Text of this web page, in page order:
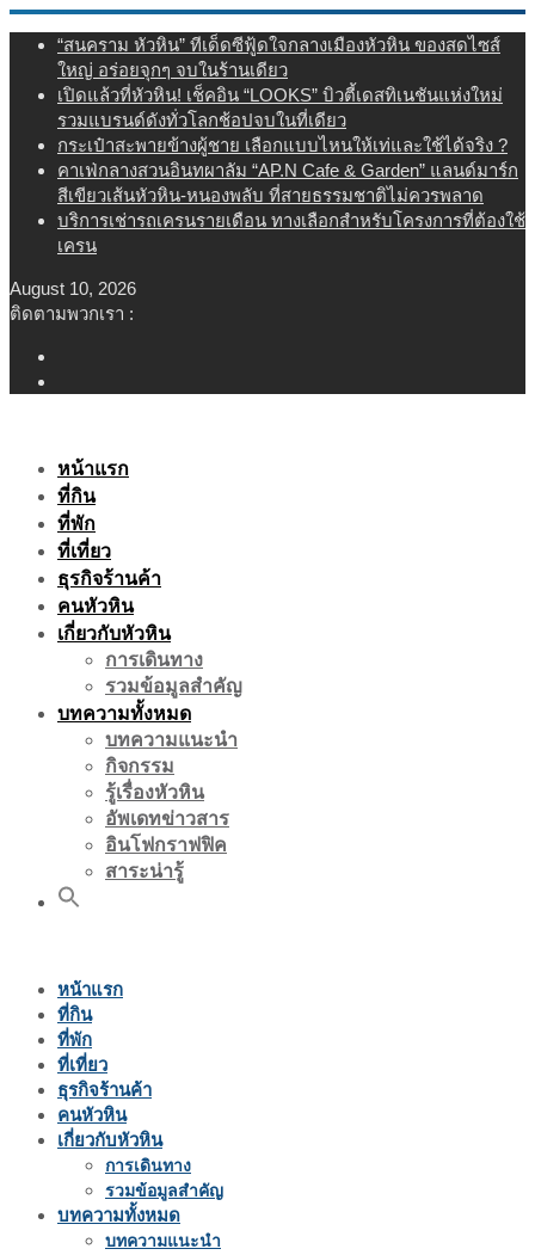
Skip
content
“สนคราม หัวหิน” ทีเด็ดซีฟู้ดใจกลางเมืองหัวหิน ของสดไซส์
ใหญ่ อร่อยจุกๆ จบในร้านเดียว
เปิดแล้วที่หัวหิน! เช็คอิน “LOOKS” บิวตี้เดสทิเนชันแห่งใหม่
รวมแบรนด์ดังทั่วโลกช้อปจบในที่เดียว
กระเป๋าสะพายข้างผู้ชาย เลือกแบบไหนให้เท่และใช้ได้จริง ?
คาเฟ่กลางสวนอินทผาลัม “AP.N Cafe & Garden” แลนด์มาร์ก
สีเขียวเส้นหัวหิน-หนองพลับ ที่สายธรรมชาติไม่ควรพลาด
บริการเช่ารถเครนรายเดือน ทางเลือกสำหรับโครงการที่ต้องใช้
เครน
August 10, 2026
ติดตามพวกเรา :
หน้าแรก
ที่กิน
ที่พัก
ที่เที่ยว
ธุรกิจร้านค้า
คนหัวหิน
เกี่ยวกับหัวหิน
การเดินทาง
รวมข้อมูลสำคัญ
บทความทั้งหมด
บทความแนะนำ
กิจกรรม
รู้เรื่องหัวหิน
อัพเดทข่าวสาร
อินโฟกราฟฟิค
สาระน่ารู้
หน้าแรก
ที่กิน
ที่พัก
ที่เที่ยว
ธุรกิจร้านค้า
คนหัวหิน
เกี่ยวกับหัวหิน
การเดินทาง
รวมข้อมูลสำคัญ
บทความทั้งหมด
บทความแนะนำ